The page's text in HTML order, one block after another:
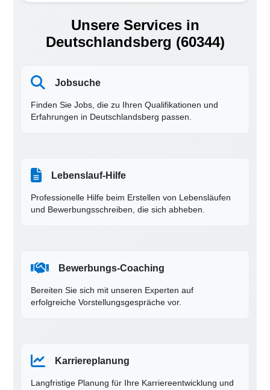
Unsere Services in
Deutschlandsberg (60344)
Jobsuche
Finden Sie Jobs, die zu Ihren Qualifikationen und
Erfahrungen in Deutschlandsberg passen.
Lebenslauf-Hilfe
Professionelle Hilfe beim Erstellen von Lebensläufen
und Bewerbungsschreiben, die sich abheben.
Bewerbungs-Coaching
Bereiten Sie sich mit unseren Experten auf
erfolgreiche Vorstellungsgespräche vor.
Karriereplanung
Langfristige Planung für Ihre Karriereentwicklung und